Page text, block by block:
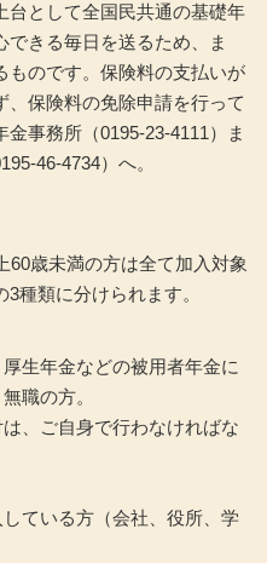
表
示
台として全国民共通の基礎年
きる毎日を送るため、ま
ものです。保険料の支払いが
、保険料の免除申請を行って
事務所（0195-23-4111）ま
46-4734）へ。
歳未満の方は全て加入対象
種類に分けられます。
生年金などの被用者年金に
職の方。
、ご自身で行わなければな
ている方（会社、役所、学